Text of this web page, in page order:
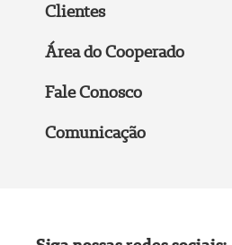
Clientes
Área do Cooperado
Fale Conosco
Comunicação